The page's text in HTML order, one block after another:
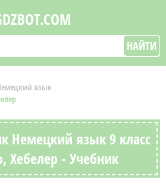
НАЙТИ
язык
Немецкий язык 9 класс
Хебелер - Учебник